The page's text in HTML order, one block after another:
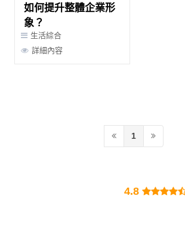
如何提升整體企業形
象？
生活綜合
詳細內容
1
4.8